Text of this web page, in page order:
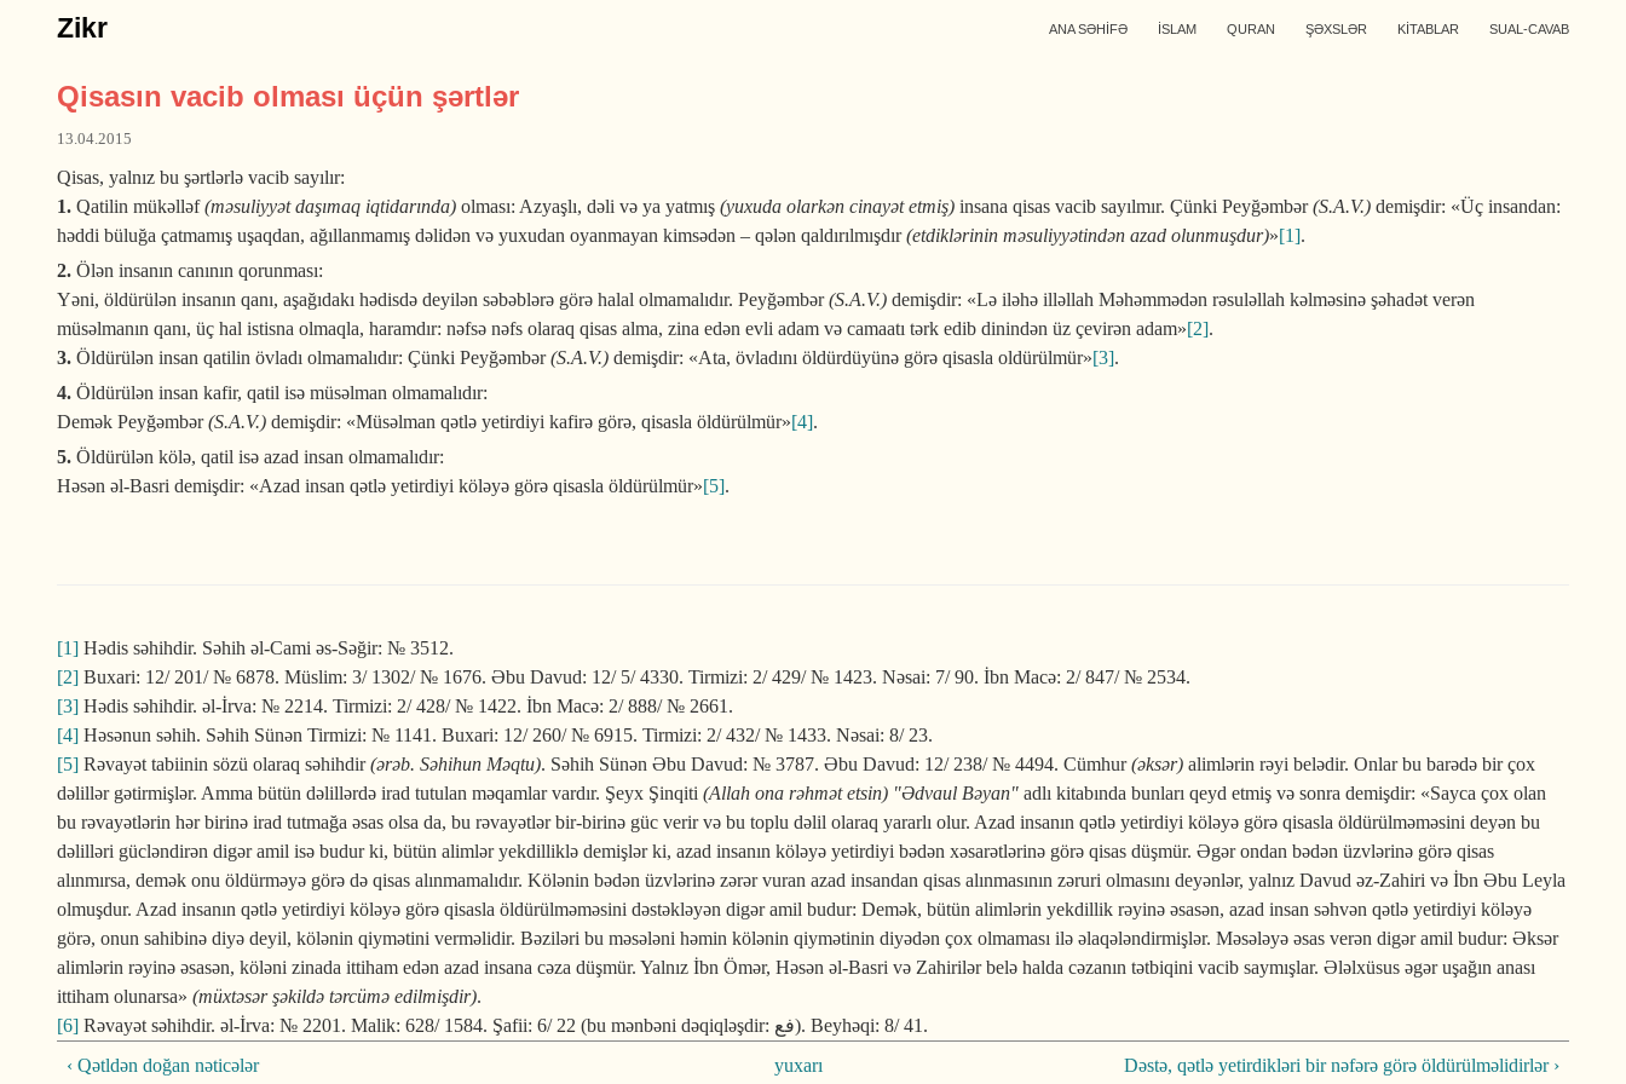
Zikr ANA SƏHİFƏ İSLAM QURAN ŞƏXSLƏR KİTABLAR SUAL-CAVAB
Qisasın vacib olması üçün şərtlər
13.04.2015
Qisas, yalnız bu şərtlərlə vacib sayılır:
1. Qatilin mükəlləf(məsuliyyət daşımaq iqtidarında) olması: Azyaşlı, dəli və ya yatmış (yuxuda olarkən cinayət etmiş) insana qisas vacib sayılmır. Çünki Peyğəmbər(S.A.V.) demişdir: «Üç insandan:
həddi büluğa çatmamış uşaqdan, ağıllanmamış dəlidən və yuxudan oyanmayan kimsədən – qələn qaldırılmışdır(etdiklərinin məsuliyyətindən azad olunmuşdur)»[1].
2. Ölən insanın canının qorunması:
Yəni, öldürülən insanın qanı, aşağıdakı hədisdə deyilən səbəblərə görə halal olmamalıdır. Peyğəmbər(S.A.V.) demişdir: «Lə iləhə illəllah Məhəmmədən rəsuləllah kəlməsinə şəhadət verən
müsəlmanın qanı, üç hal istisna olmaqla, haramdır: nəfsə nəfs olaraq qisas alma, zina edən evli adam və camaatı tərk edib dinindən üz çevirən adam»[2].
3. Öldürülən insan qatilin övladı olmamalıdır: Çünki Peyğəmbər(S.A.V.) demişdir: «Ata, övladını öldürdüyünə görə qisasla oldürülmür»[3].
4. Öldürülən insan kafir, qatil isə müsəlman olmamalıdır:
Demək Peyğəmbər(S.A.V.) demişdir: «Müsəlman qətlə yetirdiyi kafirə görə, qisasla öldürülmür»[4].
5. Öldürülən kölə, qatil isə azad insan olmamalıdır:
Həsən əl-Basri demişdir: «Azad insan qətlə yetirdiyi köləyə görə qisasla öldürülmür»[5].
[1] Hədis səhihdir. Səhih əl-Cami əs-Səğir: № 3512.
[2] Buxari: 12/ 201/ № 6878. Müslim: 3/ 1302/ № 1676. Əbu Davud: 12/ 5/ 4330. Tirmizi: 2/ 429/ № 1423. Nəsai: 7/ 90. İbn Macə: 2/ 847/ № 2534.
[3] Hədis səhihdir. əl-İrva: № 2214. Tirmizi: 2/ 428/ № 1422. İbn Macə: 2/ 888/ № 2661.
[4] Həsənun səhih. Səhih Sünən Tirmizi: № 1141. Buxari: 12/ 260/ № 6915. Tirmizi: 2/ 432/ № 1433. Nəsai: 8/ 23.
[5] Rəvayət tabiinin sözü olaraq səhihdir(ərəb. Səhihun Məqtu). Səhih Sünən Əbu Davud: № 3787. Əbu Davud: 12/ 238/ № 4494. Cümhur(əksər) alimlərin rəyi belədir. Onlar bu barədə bir çox
dəlillər gətirmişlər. Amma bütün dəlillərdə irad tutulan məqamlar vardır. Şeyx Şinqiti (Allah ona rəhmət etsin) "Ədvaul Bəyan" adlı kitabında bunları qeyd etmiş və sonra demişdir: «Sayca çox olan
bu rəvayətlərin hər birinə irad tutmağa əsas olsa da, bu rəvayətlər bir-birinə güc verir və bu toplu dəlil olaraq yararlı olur. Azad insanın qətlə yetirdiyi köləyə görə qisasla öldürülməməsini deyən bu
dəlilləri gücləndirən digər amil isə budur ki, bütün alimlər yekdilliklə demişlər ki, azad insanın köləyə yetirdiyi bədən xəsarətlərinə görə qisas düşmür. Əgər ondan bədən üzvlərinə görə qisas
alınmırsa, demək onu öldürməyə görə də qisas alınmamalıdır. Kölənin bədən üzvlərinə zərər vuran azad insandan qisas alınmasının zəruri olmasını deyənlər, yalnız Davud əz-Zahiri və İbn Əbu Leyla
olmuşdur. Azad insanın qətlə yetirdiyi köləyə görə qisasla öldürülməməsini dəstəkləyən digər amil budur: Demək, bütün alimlərin yekdillik rəyinə əsasən, azad insan səhvən qətlə yetirdiyi köləyə
görə, onun sahibinə diyə deyil, kölənin qiymətini verməlidir. Bəziləri bu məsələni həmin kölənin qiymətinin diyədən çox olmaması ilə əlaqələndirmişlər. Məsələyə əsas verən digər amil budur: Əksər
alimlərin rəyinə əsasən, köləni zinada ittiham edən azad insana cəza düşmür. Yalnız İbn Ömər, Həsən əl-Basri və Zahirilər belə halda cəzanın tətbiqini vacib saymışlar. Ələlxüsus əgər uşağın anası
ittiham olunarsa» (müxtəsər şəkildə tərcümə edilmişdir).
[6]
Rəvayət səhihdir. əl-İrva: № 2201. Malik: 628/ 1584. Şafii: 6/ 22 (bu mənbəni dəqiqləşdir: فع). Beyhəqi: 8/ 41.
‹ Qətldən doğan nəticələr
yuxarı Dəstə, qətlə yetirdikləri bir nəfərə görə öldürülməlidirlər ›